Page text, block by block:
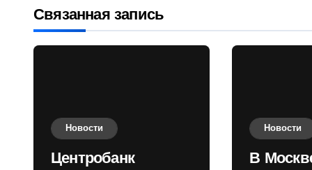
записям
Связанная запись
Новости
Центробанк
Новости
В